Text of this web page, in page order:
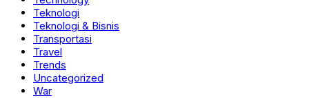
Teknologi
Teknologi & Bisnis
Transportasi
Travel
Trends
Uncategorized
War